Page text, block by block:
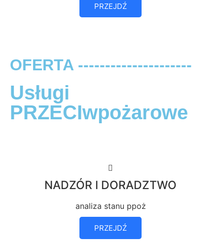
PRZEJDŹ
OFERTA ---------------------
Usługi
PRZECIwpożarowe
NADZÓR I DORADZTWO
analiza stanu ppoż
PRZEJDŹ